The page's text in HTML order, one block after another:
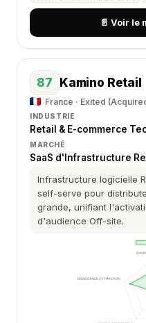
📄 Voir le
87 Kamino Retail
France · Exited
INDUSTRIE
Retail & E-commerce
MARCHÉ
SaaS d'Infrastructure
Infrastructure logicielle
self-serve pour
grande, unifiant
d'audience Off-site.